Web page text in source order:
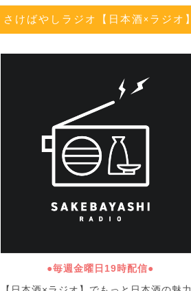
さけばやしラジオ【日本酒×ラジオ】
●毎週金曜日19時配信●